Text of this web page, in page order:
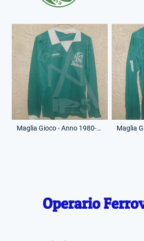
Maglia Gioco - Anno 1980-81 - Juniores - 16 - (Fronte)
Operario